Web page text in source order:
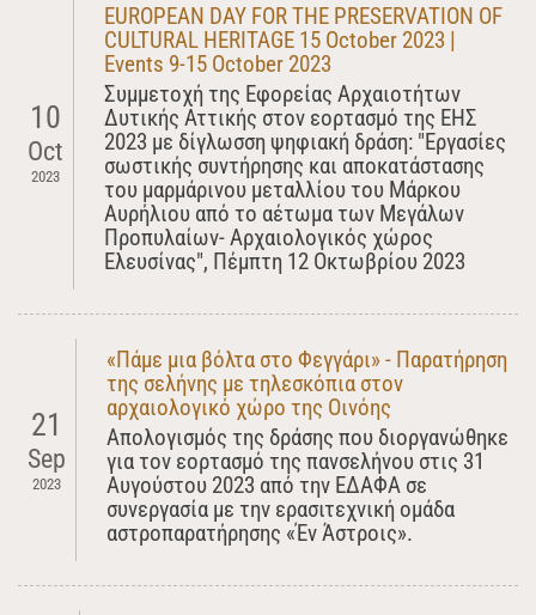
10
Oct
2023
EUROPEAN DAY FOR THE PRESERVATION OF
CULTURAL HERITAGE 15 October 2023 |
Events 9-15 October 2023
Συμμετοχή της Εφορείας Αρχαιοτήτων
Δυτικής Αττικής στον εορτασμό της ΕΗΣ
2023 με δίγλωσση ψηφιακή δράση: "Εργασίες
σωστικής συντήρησης και αποκατάστασης
του μαρμάρινου μεταλλίου του Μάρκου
Αυρήλιου από το αέτωμα των Μεγάλων
Προπυλαίων- Αρχαιολογικός χώρος
Ελευσίνας", Πέμπτη 12 Οκτωβρίου 2023
21
Sep
2023
«Πάμε μια βόλτα στο Φεγγάρι» - Παρατήρηση
της σελήνης με τηλεσκόπια στον
αρχαιολογικό χώρο της Οινόης
Απολογισμός της δράσης που διοργανώθηκε
για τον εορτασμό της πανσελήνου στις 31
Αυγούστου 2023 από την ΕΔΑΦΑ σε
συνεργασία με την ερασιτεχνική ομάδα
αστροπαρατήρησης «Έν Άστροις».